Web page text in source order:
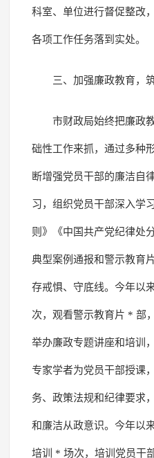
科室、单位进行督促整改
各项工作任务落到实处。
三、加强廉政教育，
市财政局始终把廉政
础性工作来抓，通过多种
断增强党员干部的廉洁自
习，组织党员干部深入学
则》《中国共产党纪律处
典型案例通报和警示教育
存戒惧、守底线。今年以
次，观看警示教育片 * 部
举办廉政专题讲座和培训
专家学者为党员干部授课
务、政策法规和纪律要求
和廉洁从政意识。今年以
培训 * 场次，培训党员干